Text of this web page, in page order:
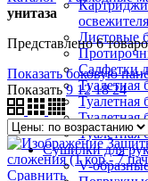
Листовые
Салфетки
Туалетная
Туалетная
Туалетная
Туалетная
Сушилки для
V-
унитаза
Представлено 6
Показать боковую
Показать9 121824
Сравнить